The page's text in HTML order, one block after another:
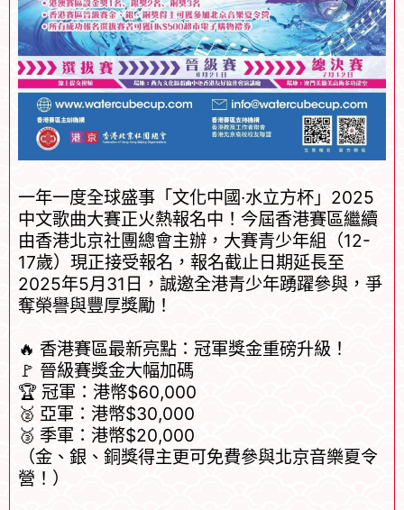
一年一度全球盛事「文化中國·水立方杯」2025
中文歌曲大賽正火熱報名中！今屆香港賽區繼續
由香港北京社團總會主辦，大賽青少年組（12-
17歲）現正接受報名，報名截止日期延長至
2025年5月31日，誠邀全港青少年踴躍參與，爭
奪榮譽與豐厚獎勵！
🔥 香港賽區最新亮點：冠軍獎金重磅升級！
🚩 晉級賽獎金大幅加碼
🏆 冠軍：港幣$60,000
🥈 亞軍：港幣$30,000
🥉 季軍：港幣$20,000
（金、銀、銅獎得主更可免費參與北京音樂夏令
營！）